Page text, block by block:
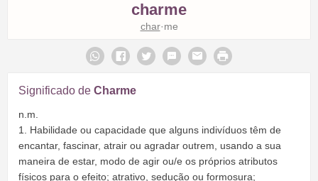
charme
char·me
Significado de Charme
n.m.
1. Habilidade ou capacidade que alguns indivíduos têm de
encantar, fascinar, atrair ou agradar outrem, usando a sua
maneira de estar, modo de agir ou/e os próprios atributos
físicos para o efeito; atrativo, sedução ou formosura;